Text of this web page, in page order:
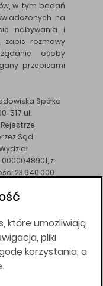
w tym badań
na
nabywania i
zapis rozmowy
osoby
przepisami
Spółka
517 ul.
Sąd
z
23.640.000
KNF z dnia
w tym
nie są
które umożliwiają
pliki
korzystania, a